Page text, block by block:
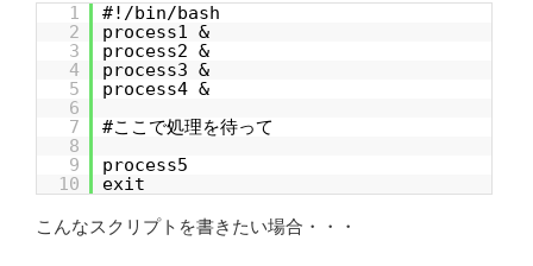
1
#!/bin/bash
2
process1 &
3
process2 &
4
process3 &
5
process4 &
6
7
#ここで処理を待って
8
9
process5
10
exit
こんなスクリプトを書きたい場合・・・